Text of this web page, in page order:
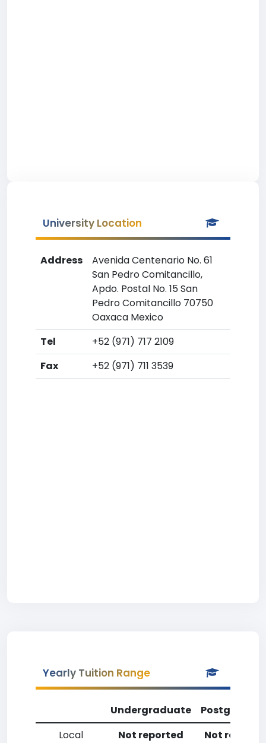
University Location
Address
Avenida Centenario No. 61
San Pedro Comitancillo,
Apdo. Postal No. 15 San
Pedro Comitancillo 70750
Oaxaca Mexico
Tel
+52 (971) 717 2109
Fax
+52 (971) 711 3539
Yearly Tuition Range
Undergraduate
Local
Not reported Not